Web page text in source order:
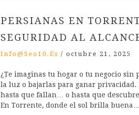
PERSIANAS EN
SEGURIDAD AL
Info@seo10.es / octubre 21, 2025
¿Te imaginas tu hogar o tu negocio
la luz o bajarlas para ganar privacidad.
hasta que fallan… o hasta que
En Torrente, donde el sol brilla buena…